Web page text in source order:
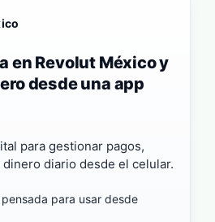
en Revolut México y
desde una app
para gestionar pagos,
diario desde el celular.
para usar desde